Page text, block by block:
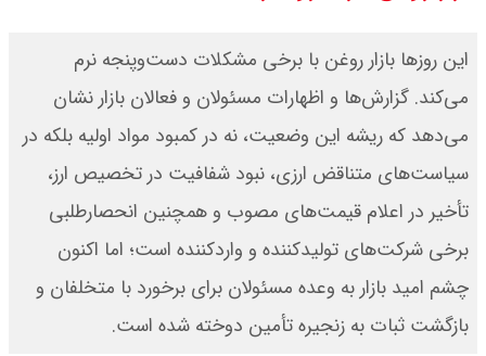
۱۴۰۵ / هر دلار چند؟ + جدول
قیمت سکه پارسیان امروز شنبه ۱۷
مرداد ۱۴۰۵ / سکه پارسیان ۲۰۰ سوتی
چند؟ + جدول
این روزها بازار روغن با برخی مشکلات دست‌وپنجه نرم
می‌کند. گزارش‌ها و اظهارات مسئولان و فعالان بازار نشان
می‌دهد که ریشه‌ این وضعیت، نه در کمبود مواد اولیه بلکه در
سیاست‌های متناقض ارزی، نبود شفافیت در تخصیص ارز،
تأخیر در اعلام قیمت‌های مصوب و همچنین انحصارطلبی
برخی شرکت‌های تولیدکننده و واردکننده است؛ اما اکنون
چشم امید بازار به وعده مسئولان برای برخورد با متخلفان و
بازگشت ثبات به زنجیره تأمین دوخته شده است.